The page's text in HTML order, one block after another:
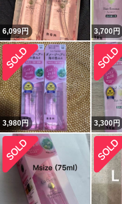
6,099円 3,700円
3,980円 3,300円